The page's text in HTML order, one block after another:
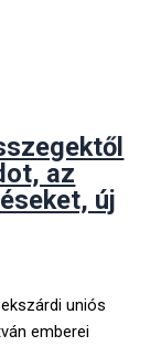
az
új
uniós
emberei